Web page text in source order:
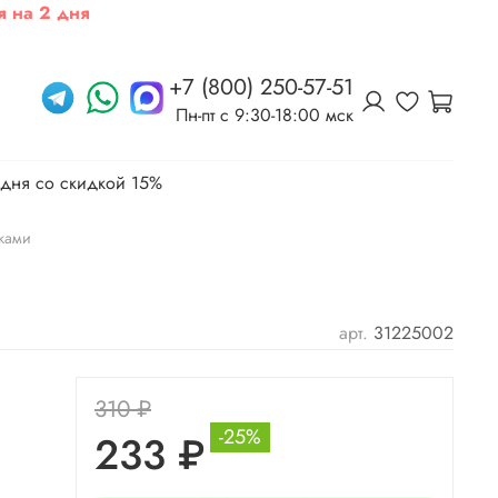
на 2 дня
+7 (800) 250-57-51
Пн-пт c 9:30-18:00 мск
со скидкой 15%
арт. 31225002
310 ₽
233 ₽ -25%